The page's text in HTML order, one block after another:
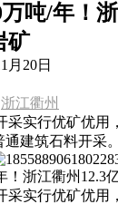
万吨/年！
矿
月20日
浙江衢州
采实行优矿优用
建筑石料开采。
！浙江衢州12.3
采实行优矿优用